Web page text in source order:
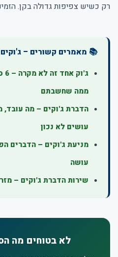
רק כשיש צפיפות גדולה בקן.
📚 מאמרים קשורים – ג'וקים
ממה שחשבתם
הדברת ג'וקים – מה עובד,
עושים לא נכון
מניעת ג'וקים – הדברים
עושה
שירות הדברת ג'וקים –
לא בטוחים מה